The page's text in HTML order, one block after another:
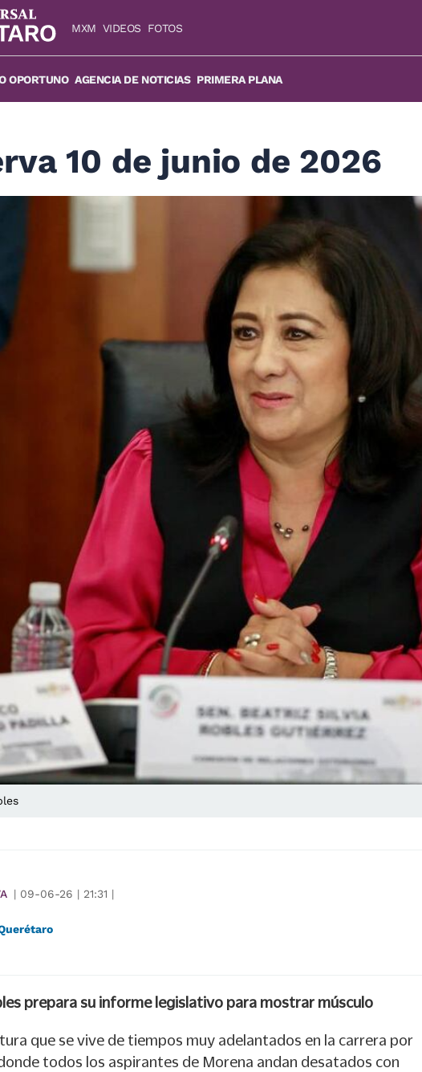
MXM VIDEOS FOTOS
OPORTUNO AGENCIA DE NOTICIAS PRIMERA PLANA
10 de junio de 2026
| 09-06-26 | 21:31 |
prepara su informe legislativo para mostrar músculo
que se vive de tiempos muy adelantados en la carrera por
todos los aspirantes de Morena andan desatados con